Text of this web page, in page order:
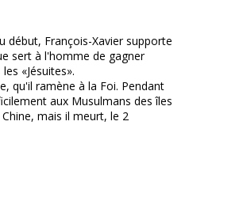
début, François-Xavier supporte
sert à l'homme de gagner
«Jésuites».
qu'il ramène à la Foi. Pendant
aux Musulmans des îles
mais il meurt, le 2